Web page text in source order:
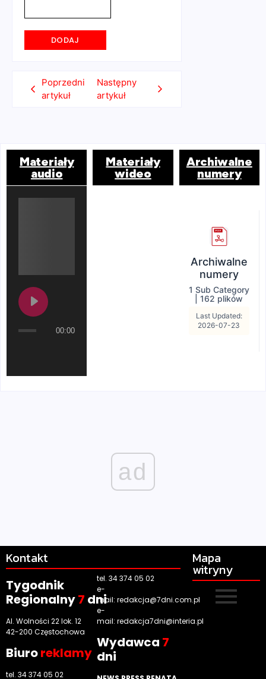
Poprzedni
artykuł
Następny
artykuł
Materiały
audio
00:00
Materiały
wideo
Archiwalne
numery
Archiwalne
numery
1 Sub Category
162 plików
Last Updated:
2026-07-23
ad
Kontakt
Tygodnik
Regionalny7 dni
Al. Wolności 22 lok. 12
42-200 Częstochowa
Biuroreklamy
tel. 34 374 05 02
tel. 34 374 05 02
e-
mail: redakcja@7dni.com.pl
e-
mail: redakcja7dni@interia.pl
Wydawca 7
dni
Mapa
witryny